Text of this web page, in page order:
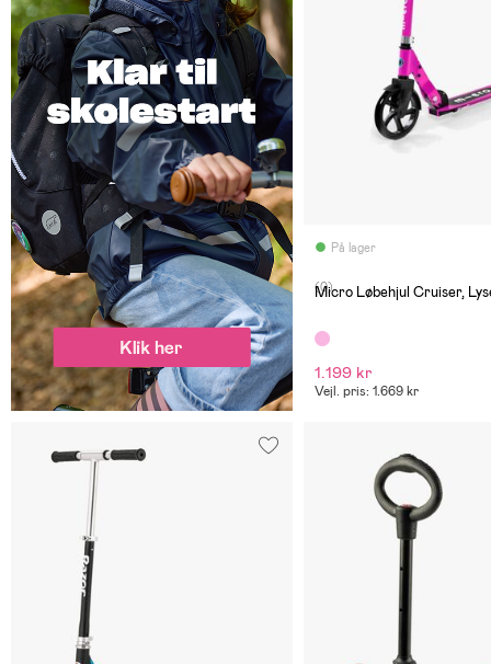
På lager
(0)
Micro Løbehjul Cruiser,
1.199 kr
Vejl. pris: 1.669 kr